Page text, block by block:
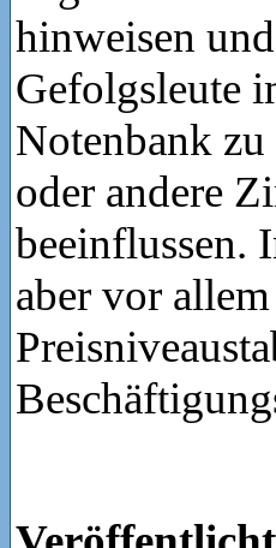
hinweisen
Gefolgsleute
Notenbank
oder andere
beeinflussen.
aber vor